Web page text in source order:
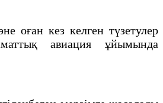
оған кез келген түзетулер
авиация ұйымында